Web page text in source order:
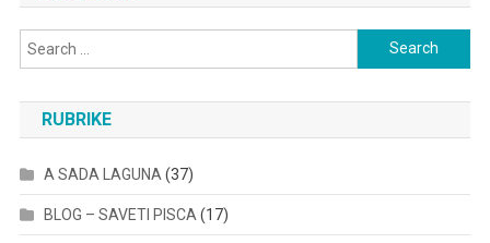
Search
for:
RUBRIKE
A SADA LAGUNA (37)
BLOG – SAVETI PISCA (17)